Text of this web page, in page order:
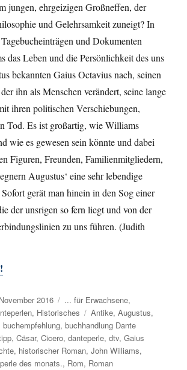
jungen, ehrgeizigen Großneffen, der
und Gelehrsamkeit zuneigt? In
und Dokumenten
das Leben und die Persönlichkeit des uns
bekannten Gaius Octavius nach, seinen
ihn als Menschen verändert, seine lange
ihren politischen Verschiebungen,
Tod. Es ist großartig, wie Williams
wie es gewesen sein könnte und dabei
Figuren, Freunden, Familienmitgliedern,
Augustus‘ eine sehr lebendige
gerät man hinein in den Sog einer
der unsrigen so fern liegt und von der
zu uns führen. (Judith
2016 Kategorien
... für Erwachsene,
, Historisches Schlagwörter
Antike,Augustus,
buchempfehlung,buchhandlung Dante
,Cäsar,Cicero,danteperle,dtv,Gaius
, historischer Roman,John Williams,
perle des monats., Rom, Roman